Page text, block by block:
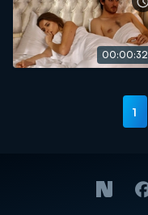
00:00:32
1